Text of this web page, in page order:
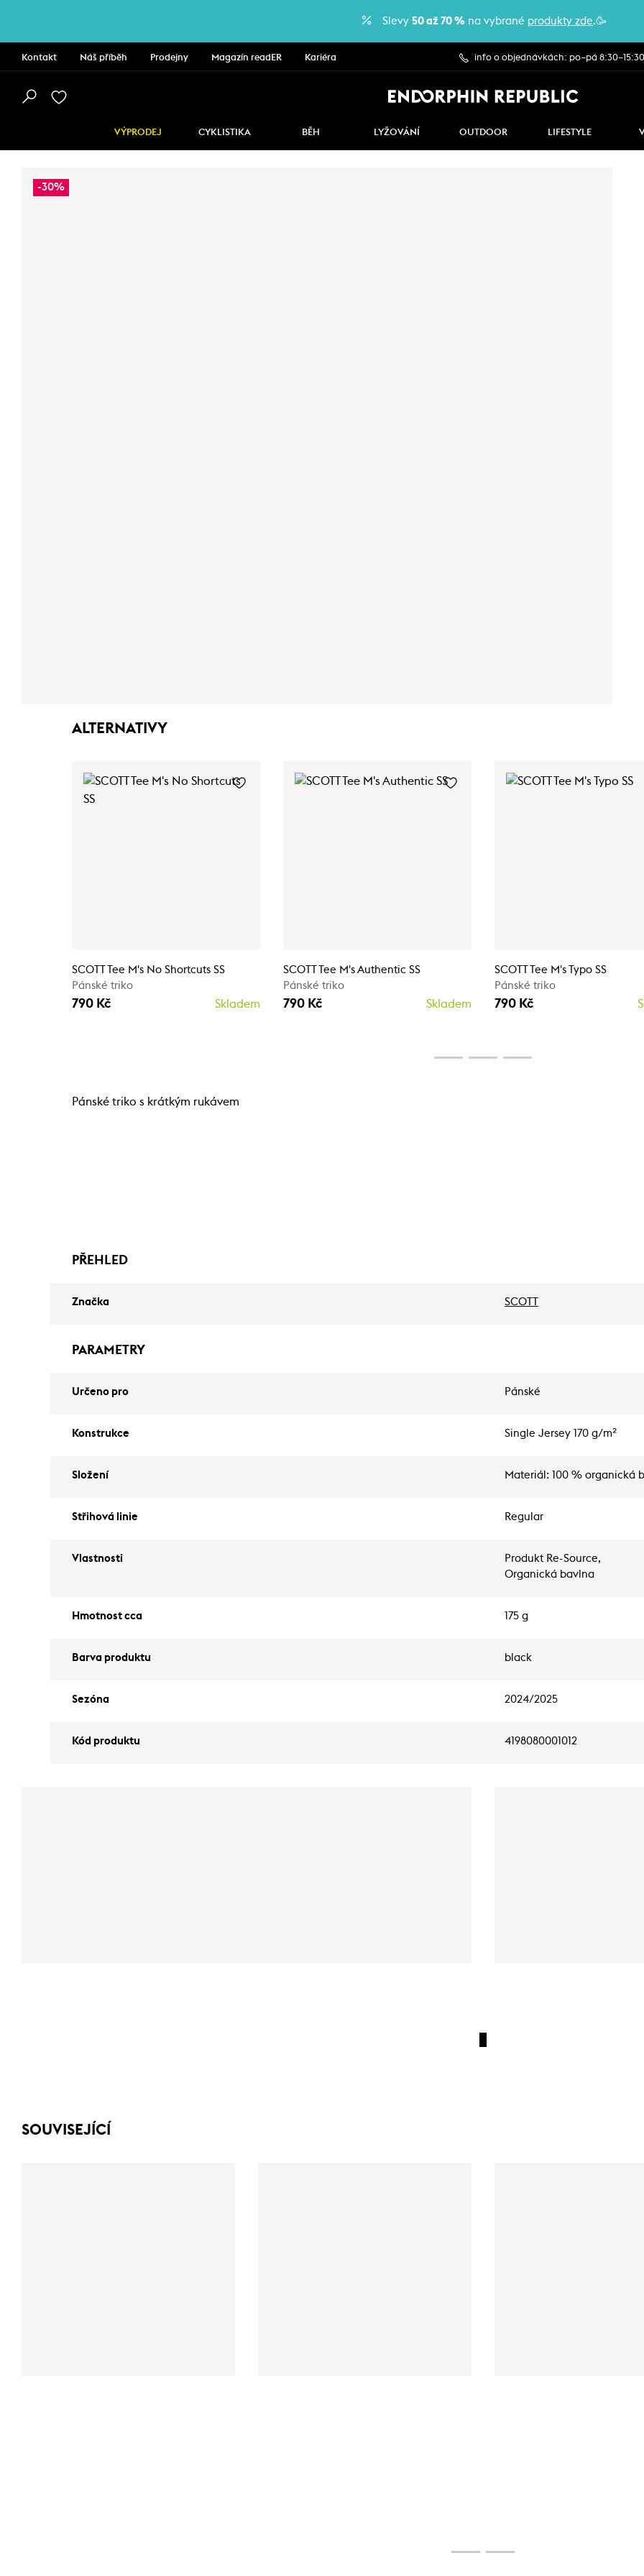
Slevy 50 až 70 % na vybrané produkty zde.🥳
Kontakt Náš příběh Prodejny Magazín readER Kariéra info o objednávkách: po–pá 8:30–15:30
VÝPRODEJ CYKLISTIKA BĚH LYŽOVÁNÍ OUTDOOR LIFESTYLE
-30%
ALTERNATIVY
SCOTT Tee M's No Shortcuts SS
Pánské triko
790 Kč Skladem
SCOTT Tee M's Authentic SS
Pánské triko
790 Kč Skladem
SCOTT Tee M's Typo SS
Pánské triko
790 Kč
Pánské triko s krátkým rukávem
PŘEHLED
Značka SCOTT
PARAMETRY
Určeno pro Pánské
Konstrukce Single Jersey 170 g/m²
Složení Materiál: 100 % organická
Střihová linie Regular
Vlastnosti
Produkt Re-Source,
Organická bavlna
Hmotnost cca 175 g
Barva produktu black
Sezóna 2024/2025
Kód produktu 4198080001012
SOUVISEJÍCÍ